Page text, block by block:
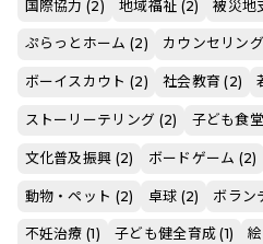
国際協力 (2) 地域福祉 (2) 被災地
ぷらっとホーム (2) カウンセリン
ボーイスカウト (2) 社会教育 (2)
ストーリーテリング (2) 子ども食
文化普及振興 (2) ボードゲーム (2)
動物・ペット (2) 卓球 (2) ボラン
不妊治療 (1) 子ども健全育成 (1)